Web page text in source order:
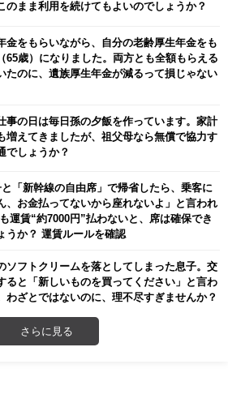
のまま利用を続けてもよいのでしょうか？
金をもらいながら、自分の老齢厚生年金をも
65歳）になりました。両方とも全額もらえる
たのに、遺族厚生年金が減るって損じゃない
事の日は毎日孫の夕飯を作っています。家計
増えてきましたが、祖父母なら無償で協力す
でしょうか？
「新幹線の自由席」で帰省したら、乗客に
、お金払ってないから座れないよ」と言われ
運賃“約7000円”払わないと、席は確保でき
うか？ 運賃ルールを確認
ソフトクリームを落としてしまった息子。交
ると「新しいものを買ってください」と言わ
わざとではないのに、理不尽すぎませんか？
さらに見る